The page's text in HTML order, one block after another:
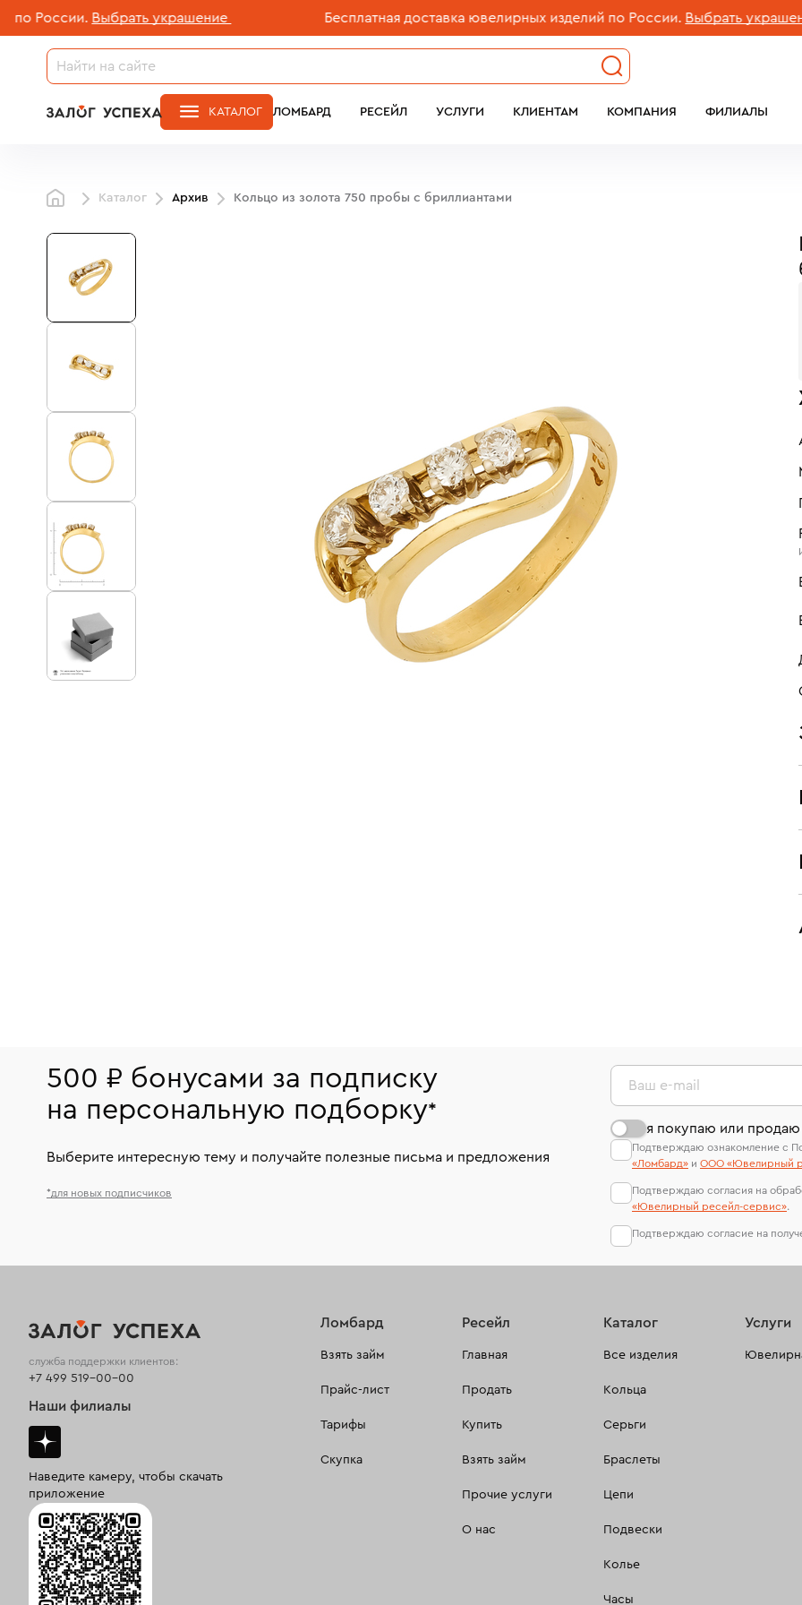
Выбрать украшение Бесплатная доставка ювелирных изделий по России. Выбрать украшение
ЛОМБАРД РЕСЕЙЛ УСЛУГИ КЛИЕНТАМ КОМПАНИЯ ФИЛИАЛЫ
КАТАЛОГ
Каталог Архив Кольцо из золота 750 пробы c бриллиантами
500 ₽ бонусами за подписку
на персональную подборку*
Выберите интересную тему и получайте полезные письма и предложения
*для новых подписчиков
Ваш e-mail
я покупаю или
Подтверждаю ознакомление с
«Ломбард» и ООО «Ювелирный
Подтверждаю согласия на
«Ювелирный ресейл-сервиc».
Подтверждаю согласие на
Ломбард
Взять займ
Прайс-лист
Тарифы
Скупка
Ресейл
Главная
Продать
Купить
Взять займ
Прочие услуги
О нас
Каталог
Все изделия
Кольца
Серьги
Браслеты
Цепи
Подвески
Колье
Часы
Услуги
служба поддержки клиентов:
+7 499 519-00-00
Наши филиалы
Наведите камеру, чтобы скачать
приложение